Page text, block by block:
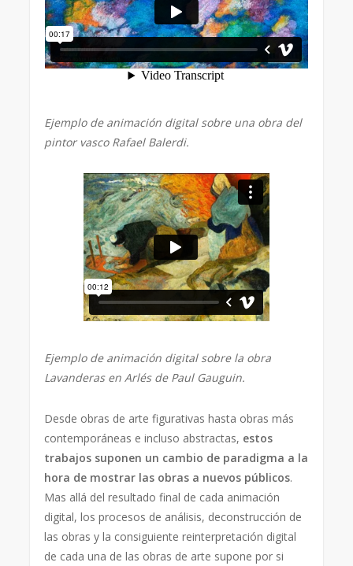
Ejemplo de animación digital sobre una obra del
pintor vasco Rafael Balerdi.
Ejemplo de animación digital sobre la obra
Lavanderas en Arlés de Paul Gauguin.
Desde obras de arte figurativas hasta obras más
contemporáneas e incluso abstractas, estos
trabajos suponen un cambio de paradigma a la
hora de mostrar las obras a nuevos públicos.
Mas allá del resultado final de cada animación
digital, los procesos de análisis, deconstrucción de
las obras y la consiguiente reinterpretación digital
de cada una de las obras de arte supone por si